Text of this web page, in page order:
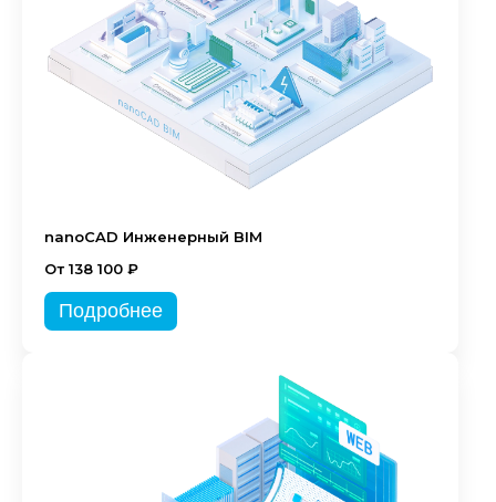
nanoCAD Инженерный BIM
От 138 100 ₽
Подробнее